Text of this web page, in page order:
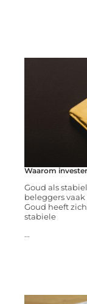
Waarom
Goud als
beleggers
Goud heeft
stabiele
...